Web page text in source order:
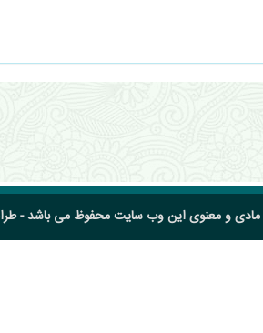
مادی و معنوی این وب سایت محفوظ می باشد -